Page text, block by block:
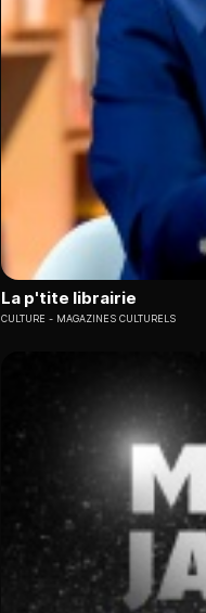
La p'tite librairie
CULTURE MAGAZINES CULTURELS